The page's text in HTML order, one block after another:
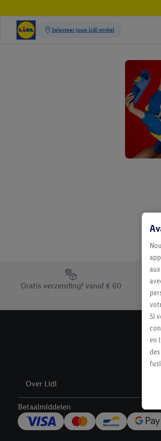
Footerelement met de verschillende USPs
Gratis verzending¹ vanaf € 60
Over Lidl
Betaalmiddelen
Si
en